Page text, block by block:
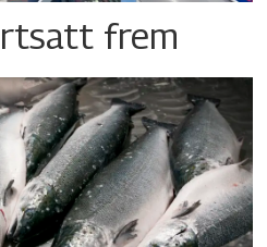
frem